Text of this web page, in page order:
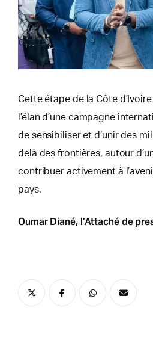
Cette étape de la Côte
l’élan d’une campagne
de sensibiliser et d’unir des
delà des frontières, autour
contribuer activement à
pays.
Oumar Diané, l’Attaché de